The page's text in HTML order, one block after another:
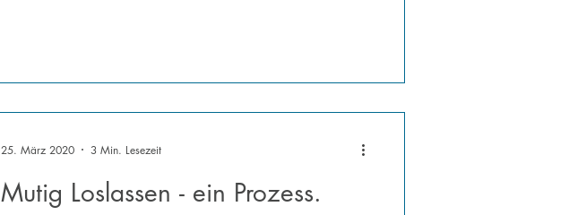
Mutig Loslassen - ein Prozess.
25. März 2020 3 Min. Lesezeit